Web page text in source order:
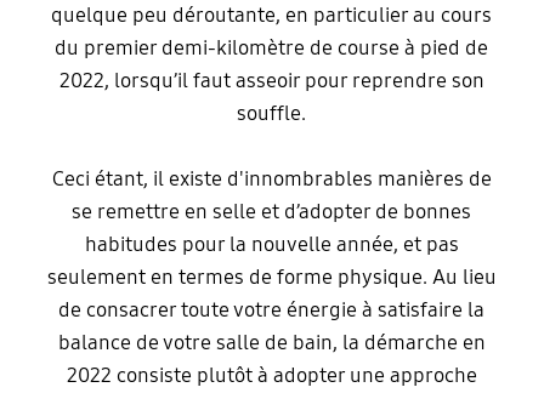
quelque peu déroutante, en particulier au cours
du premier demi-kilomètre de course à pied de
2022, lorsqu’il faut asseoir pour reprendre son
souffle.
Ceci étant, il existe d'innombrables manières de
se remettre en selle et d’adopter de bonnes
habitudes pour la nouvelle année, et pas
seulement en termes de forme physique. Au lieu
de consacrer toute votre énergie à satisfaire la
balance de votre salle de bain, la démarche en
2022 consiste plutôt à adopter une approche